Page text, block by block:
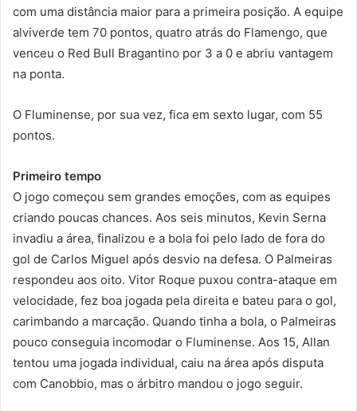
com uma distância maior para a primeira posição. A equipe
alviverde tem 70 pontos, quatro atrás do Flamengo, que
venceu o Red Bull Bragantino por 3 a 0 e abriu vantagem
na ponta.
O Fluminense, por sua vez, fica em sexto lugar, com 55
pontos.
Primeiro tempo
O jogo começou sem grandes emoções, com as equipes
criando poucas chances. Aos seis minutos, Kevin Serna
invadiu a área, finalizou e a bola foi pelo lado de fora do
gol de Carlos Miguel após desvio na defesa. O Palmeiras
respondeu aos oito. Vitor Roque puxou contra-ataque em
velocidade, fez boa jogada pela direita e bateu para o gol,
carimbando a marcação. Quando tinha a bola, o Palmeiras
pouco conseguia incomodar o Fluminense. Aos 15, Allan
tentou uma jogada individual, caiu na área após disputa
com Canobbio, mas o árbitro mandou o jogo seguir.